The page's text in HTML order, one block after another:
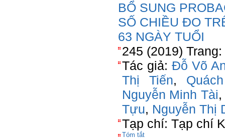
BỔ SUNG
SỐ CHIỀU ĐO
63 NGÀY TUỔI
245 (2019)
Tác giả: Đỗ Võ
Thị Tiến,
Nguyễn Minh Tài,
Tựu, Nguyễn Thị
Tạp chí: Tạp chí
Tóm tắt